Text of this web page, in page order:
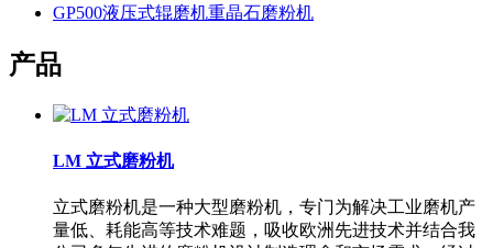
GP500液压式辊磨机重晶石磨粉机
产品
LM 立式磨粉机
立式磨粉机是一种大型磨粉机，专门为解决工业磨机产
量低、耗能高等技术难题，吸收欧洲先进技术并结合我